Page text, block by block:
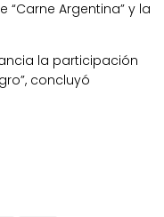
“Carne Argentina” y la
la participación
concluyó